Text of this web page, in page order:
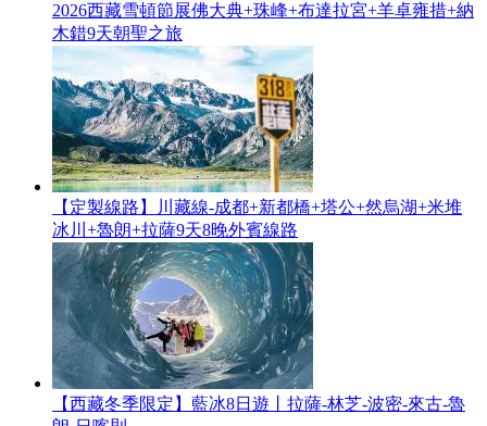
2026西藏雪頓節展佛大典+珠峰+布達拉宮+羊卓雍措+納
木錯9天朝聖之旅
【定製線路】川藏線-成都+新都橋+塔公+然烏湖+米堆
冰川+魯朗+拉薩9天8晚外賓線路
【西藏冬季限定】藍冰8日遊丨拉薩-林芝-波密-來古-魯